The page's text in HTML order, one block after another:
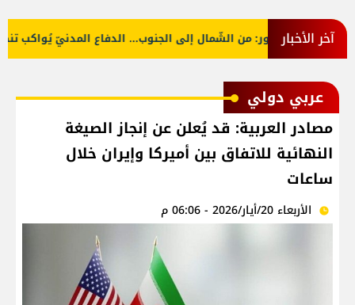
آخر الأخباربالصّور: من الشّمال إلى الجنوب... الدفاع المدنيّ يُواكب
عربي دولي
مصادر العربية: قد يُعلن عن إنجاز الصيغة
النهائية للاتفاق بين أميركا وإيران خلال
ساعات
الأربعاء 20/أيار/2026 - 06:06 م